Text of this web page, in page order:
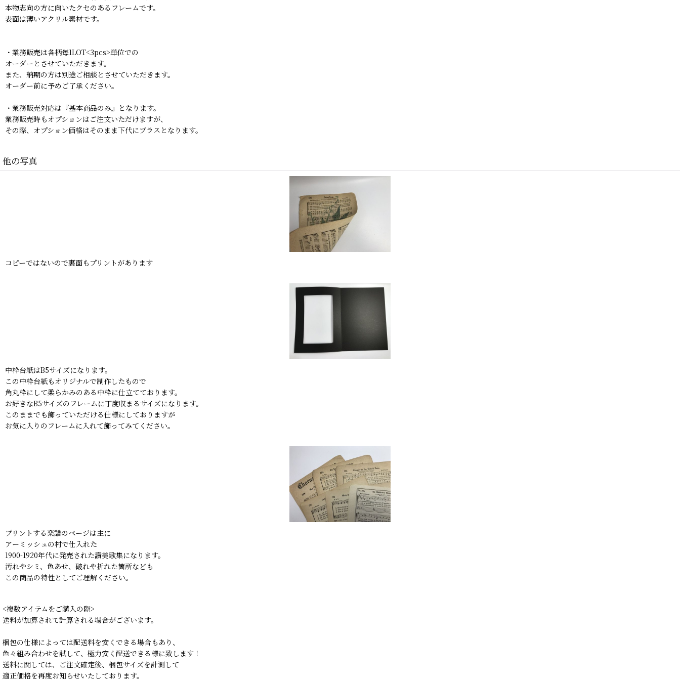
本物志向の方に向いたクセのあるフレームです。
表面は薄いアクリル素材です。
・業務販売は各柄毎1LOT<3pcs>単位での
オーダーとさせていただきます。
また、納期の方は別途ご相談とさせていただきます。
オーダー前に予めご了承ください。
・業務販売対応は『基本商品のみ』となります。
業務販売時もオプションはご注文いただけますが、
その際、オプション価格はそのまま下代にプラスとなります。
他の写真
コピーではないので裏面もプリントがあります
中枠台紙はB5サイズになります。
この中枠台紙もオリジナルで制作したもので
角丸枠にして柔らかみのある中枠に仕立てております。
お好きなB5サイズのフレームに丁度収まるサイズになります。
このままでも飾っていただける仕様にしておりますが
お気に入りのフレームに入れて飾ってみてください。
プリントする楽譜のページは主に
アーミッシュの村で仕入れた
1900-1920年代に発売された讃美歌集になります。
汚れやシミ、色あせ、破れや折れた箇所なども
この商品の特性としてご理解ください。
<複数アイテムをご購入の際>
送料が加算されて計算される場合がございます。
梱包の仕様によっては配送料を安くできる場合もあり、
色々組み合わせを試して、極力安く配送できる様に致します！
送料に関しては、ご注文確定後、梱包サイズを計測して
適正価格を再度お知らせいたしております。